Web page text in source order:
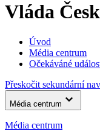
Vláda
Úvod
Média centrum
Očekáváné
Přeskočit sekundární
Média centrum
Média centrum